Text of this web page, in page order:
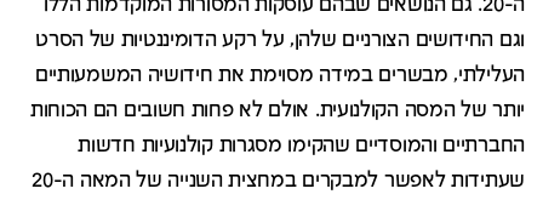
ה-20. גם הנושאים שבהם עוסקות המסורות המוקדמות הללו
וגם החידושים הצורניים שלהן, על רקע הדומיננטיות של הסרט
העלילתי, מבשרים במידה מסוימת את חידושיה המשמעותיים
יותר של המסה הקולנועית. אולם לא פחות חשובים הם הכוחות
החברתיים והמוסדיים שהקימו מסגרות קולנועיות חדשות
שעתידות לאפשר למבקרים במחצית השנייה של המאה ה-20